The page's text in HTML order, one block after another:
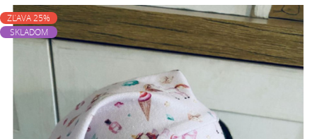
ZĽAVA 25%
SKLADOM